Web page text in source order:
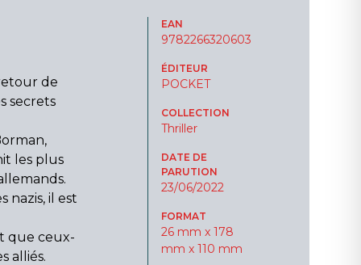
de
secrets
les plus
nazis, il est
que ceux-
alliés.
EAN
9782266320603
ÉDITEUR
POCKET
COLLECTION
Thriller
DATE DE
PARUTION
23/06/2022
FORMAT
26 mm x 178
mm x 110 mm